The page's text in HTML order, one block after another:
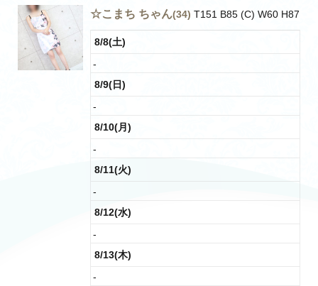
☆こまち ちゃん(34) T151 B85 (C) W60 H87
8/8(土)
-
8/9(日)
-
8/10(月)
-
8/11(火)
-
8/12(水)
-
8/13(木)
-